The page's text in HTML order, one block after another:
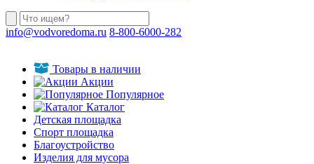
info@vodvoredoma.ru 8-800-6000-282
Товары в наличии
Акции
Популярное
Каталог
Детская площадка
Спорт площадка
Благоустройство
Изделия для мусора